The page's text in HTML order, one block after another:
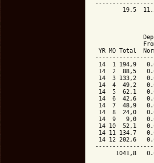
19,5
YR MO Total
14  1 194,9
14  2  88,5
14  3 133,2
14  4  49,2
14  5  62,1
14  6  42,6
14  7  48,9
14  8  24,0
14  9   9,0
14 10  52,1
14 11 134,7
14 12 202,6
1041,8